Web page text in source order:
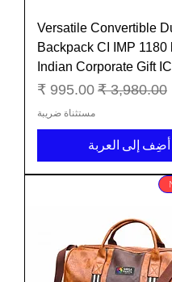
Versatile Convertible
Backpack CI IMP 1180
Indian Corporate Gift
سعر عادي سعر البيع
مستثناة ضريبة
أضِف إلى العربة